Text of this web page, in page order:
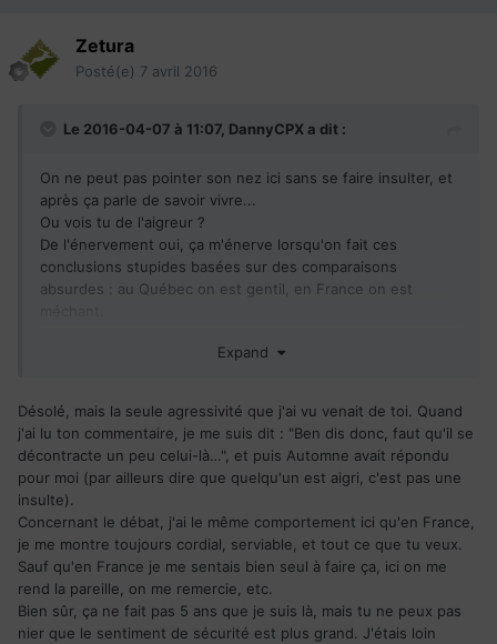
Zetura
Posté(e) 7 avril 2016
Le 2016-04-07 à 11:07, DannyCPX a dit :
On ne peut pas pointer son nez ici sans se faire insulter, et
après ça parle de savoir vivre...
Ou vois tu de l'aigreur ?
De l'énervement oui, ça m'énerve lorsqu'on fait ces
conclusions stupides basées sur des comparaisons
absurdes : au Québec on est gentil, en France on est
aussi, c'est peut-être ça le problème.
Expand
Désolé, mais la seule agressivité que j'ai vu venait de toi. Quand
j'ai lu ton commentaire, je me suis dit : "Ben dis donc, faut qu'il se
décontracte un peu celui-là…", et puis Automne avait répondu
pour moi (par ailleurs dire que quelqu'un est aigri, c'est pas une
insulte).
Concernant le débat, j'ai le même comportement ici qu'en France,
je me montre toujours cordial, serviable, et tout ce que tu veux.
Sauf qu'en France je me sentais bien seul à faire ça, ici on me
rend la pareille, on me remercie, etc.
Bien sûr, ça ne fait pas 5 ans que je suis là, mais tu ne peux pas
nier que le sentiment de sécurité est plus grand. J'étais loin